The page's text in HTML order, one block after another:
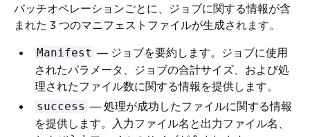
バッチオペレーションごとに、ジョブに関する情報が含
まれた 3 つのマニフェストファイルが生成されます。
Manifest — ジョブを要約します。ジョブに使用
されたパラメータ、ジョブの合計サイズ、および処
理されたファイル数に関する情報を提供します。
success — 処理が成功したファイルに関する情報
を提供します。入力ファイル名と出力ファイル名、